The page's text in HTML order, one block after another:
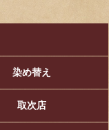
染め替え
取次店